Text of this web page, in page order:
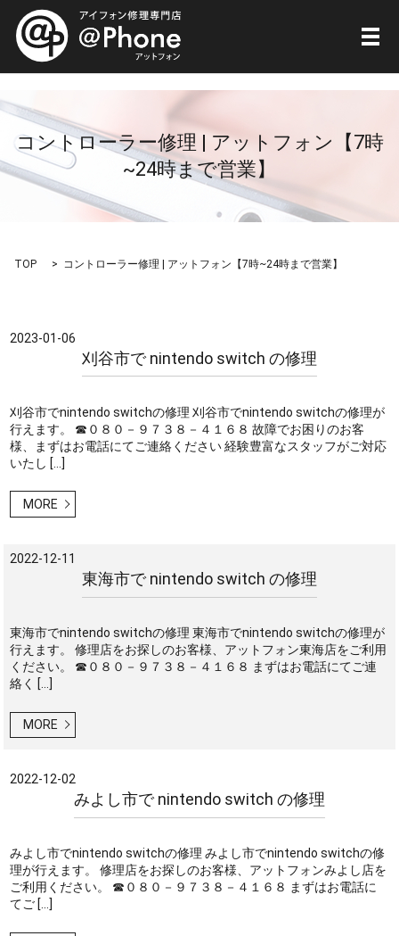
メ
コントローラー修理 | アットフォン【7時
~24時まで営業】
TOP コントローラー修理 | アットフォン【7時~24時まで営業】
2023-01-06
刈谷市で nintendo switch の修理
刈谷市でnintendo switchの修理 刈谷市でnintendo switchの修理が
行えます。 ☎０８０－９７３８－４１６８ 故障でお困りのお客
様、まずはお電話にてご連絡ください 経験豊富なスタッフがご対応
いたし […]
MORE
2022-12-11
東海市で nintendo switch の修理
東海市でnintendo switchの修理 東海市でnintendo switchの修理が
行えます。 修理店をお探しのお客様、アットフォン東海店をご利用
ください。 ☎０８０－９７３８－４１６８ まずはお電話にてご連
絡く […]
MORE
2022-12-02
みよし市で nintendo switch の修理
みよし市でnintendo switchの修理 みよし市でnintendo switchの修
理が行えます。 修理店をお探しのお客様、アットフォンみよし店を
ご利用ください。 ☎０８０－９７３８－４１６８ まずはお電話に
てご […]